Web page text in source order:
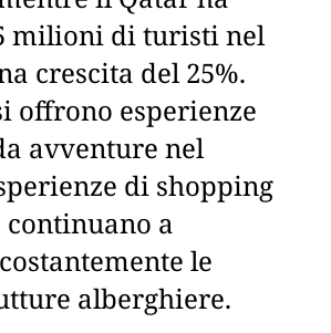
milioni di turisti nel
crescita del 25%.
offrono esperienze
avventure nel
di shopping
continuano a
le
alberghiere.